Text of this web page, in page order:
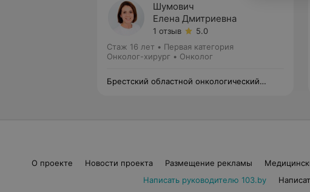
Шумович
Елена Дмитриевна
1 отзыв
5.0
Стаж 16 лет • Первая категория
Онколог-хирург • Онколог
Брестский областной онкологический
О проекте Новости проекта Размещение рекламы
Написать руководителю 103.by